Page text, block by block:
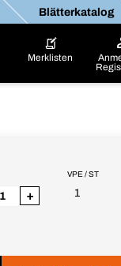
Blätterkatalog
Merklisten
VPE / ST
1
+